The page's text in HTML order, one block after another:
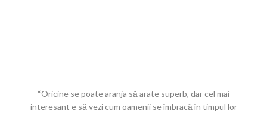
“Oricine se poate aranja să arate superb, dar cel mai
interesant e să vezi cum oamenii se îmbracă în timpul lor